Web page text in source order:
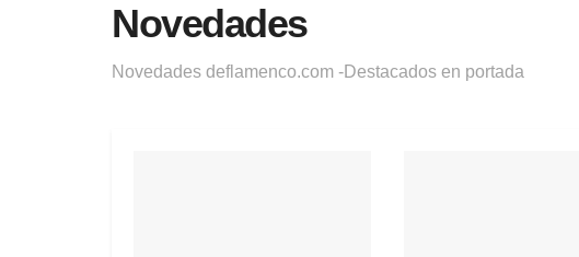
Novedades
Novedades deflamenco.com -Destacados en portada